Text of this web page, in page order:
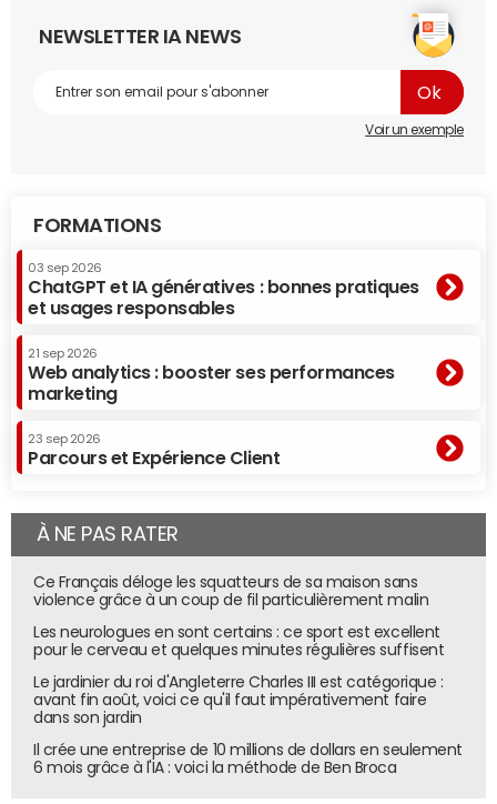
NEWSLETTER IA NEWS
Voir un exemple
FORMATIONS
03 sep 2026
ChatGPT et IA génératives : bonnes pratiques
et usages responsables
21 sep 2026
Web analytics : booster ses performances
marketing
23 sep 2026
Parcours et Expérience Client
À NE PAS RATER
Ce Français déloge les squatteurs de sa maison sans
violence grâce à un coup de fil particulièrement malin
Les neurologues en sont certains : ce sport est excellent
pour le cerveau et quelques minutes régulières suffisent
Le jardinier du roi d'Angleterre Charles III est catégorique :
avant fin août, voici ce qu'il faut impérativement faire
dans son jardin
Il crée une entreprise de 10 millions de dollars en seulement
6 mois grâce à l'IA : voici la méthode de Ben Broca